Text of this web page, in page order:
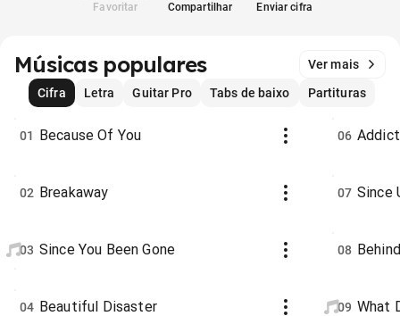
Favoritar Compartilhar Enviar cifra
Músicas populares
Ver mais
Cifra
Letra Guitar Pro Tabs de baixo Partituras
01 Because Of You
02 Breakaway
03 Since You Been Gone
04 Beautiful Disaster
06
07 Since
08
09 What